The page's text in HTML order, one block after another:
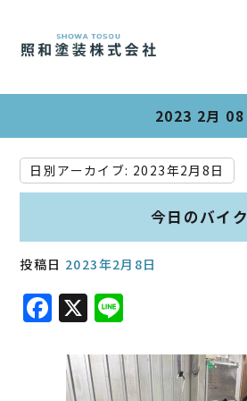
2023 2月 08
日別アーカイブ: 2023年2月8日
今日のバイク
投稿日 2023年2月8日
F
a
c
X
e